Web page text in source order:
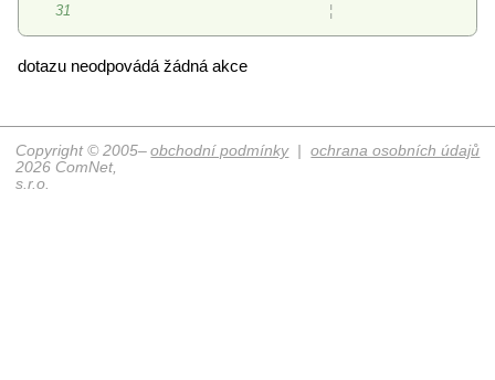
31
¦
dotazu neodpovádá žádná akce
obchodní podmínky|ochrana osobních údajů
Copyright © 2005–
2026 ComNet,
s.r.o.